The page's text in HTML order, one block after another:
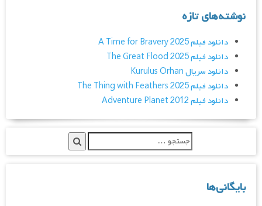
نوشته‌های تازه
دانلود فیلم A Time for Bravery 2025
دانلود فیلم The Great Flood 2025
دانلود سریال Kurulus Orhan
دانلود فیلم The Thing with Feathers 2025
دانلود فیلم Adventure Planet 2012
بایگانی‌ها